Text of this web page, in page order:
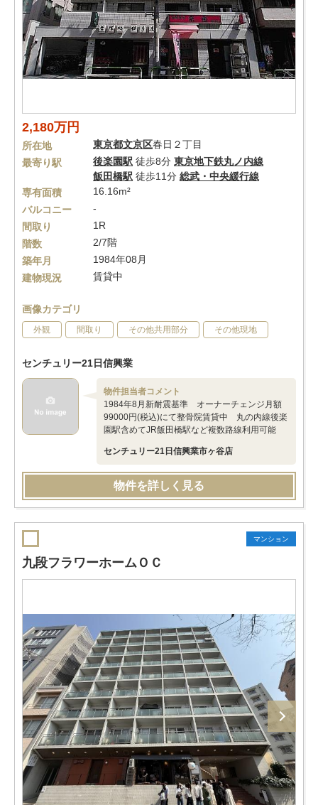
2,180万円
所在地 東京都文京区春日２丁目
最寄り駅
後楽園駅 徒歩8分 東京地下鉄丸ノ内線
飯田橋駅 徒歩11分 総武・中央緩行線
専有面積
16.16m²
バルコニー
-
間取り
1R
階数
2/7階
築年月
1984年08月
建物現況
賃貸中
画像カテゴリ
外観 間取り その他共用部分 その他現地
センチュリー21日信興業
物件担当者コメント
1984年8月新耐震基準 オーナーチェンジ月額
99000円(税込)にて整骨院賃貸中 丸の内線後楽
園駅含めてJR飯田橋駅など複数路線利用可能
センチュリー21日信興業市ヶ谷店
物件を詳しく見る
マンション
九段フラワーホームＯＣ